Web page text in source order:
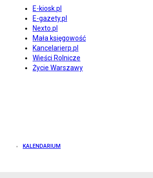
E-kiosk.pl
E-gazety.pl
Nexto.pl
Mała księgowość
Kancelarierp.pl
Wieści Rolnicze
Życie Warszawy
KALENDARIUM